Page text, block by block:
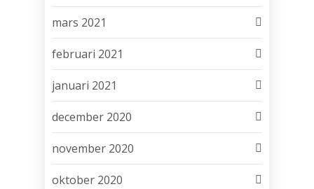
mars 2021
februari 2021
januari 2021
december 2020
november 2020
oktober 2020